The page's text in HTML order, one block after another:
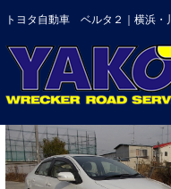
トヨタ自動車 ベルタ２｜横浜・